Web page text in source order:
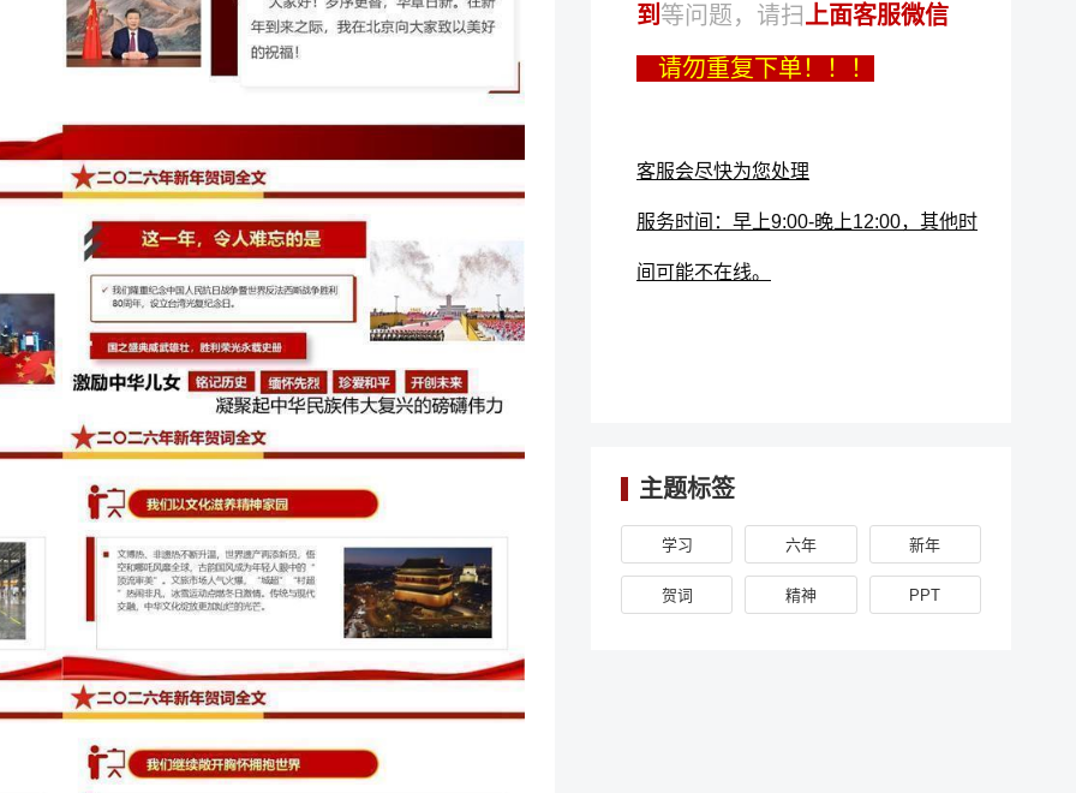
到等问题， 请扫上面客服微信
请勿重复下单！！！
客服会尽快为您处理
服务时间：早上9:00-晚上12:00，其他时
间可能不在线。
主题标签
学习 六年 新年
贺词 精神 PPT